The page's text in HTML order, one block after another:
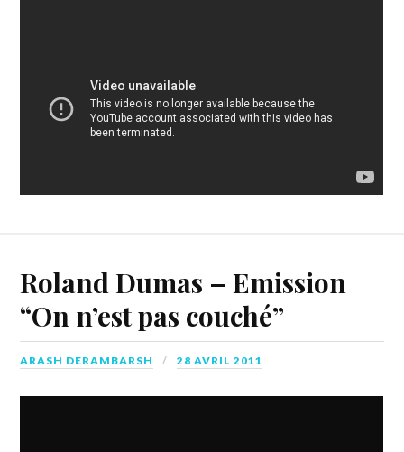
Roland Dumas – Emission
“On n’est pas couché”
ARASH DERAMBARSH 28 AVRIL 2011